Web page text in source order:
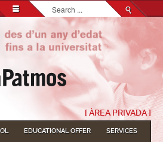
Search...
[ ÀREA PRIVADA ]
EDUCATIONAL OFFER
SERVICES